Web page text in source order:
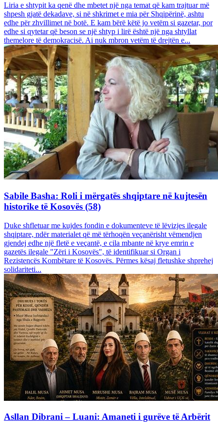
Liria e shtypit ka qenë dhe mbetet një nga temat që kam trajtuar më
shpesh gjatë dekadave, si në shkrimet e mia për Shqipërinë, ashtu
edhe për zhvillimet në botë. E kam bërë këtë jo vetëm si gazetar, por
edhe si qytetar që beson se një shtyp i lirë është një nga shtyllat
themelore të demokracisë. Ai nuk mbron vetëm të drejtën e...
Sabile Basha: Roli i mërgatës shqiptare në kujtesën
historike të Kosovës (58)
Duke shfletuar me kujdes fondin e dokumenteve të lëvizjes ilegale
shqiptare, ndër materialet që më tërhoqën veçanërisht vëmendjen
gjendej edhe një fletë e veçantë, e cila mbante në krye emrin e
gazetës ilegale "Zëri i Kosovës", të identifikuar si Organ i
Rezistencës Kombëtare të Kosovës. Përmes kësaj fletushke shprehej
solidariteti...
Asllan Dibrani – Luani: Amaneti i gurëve të Arbërit